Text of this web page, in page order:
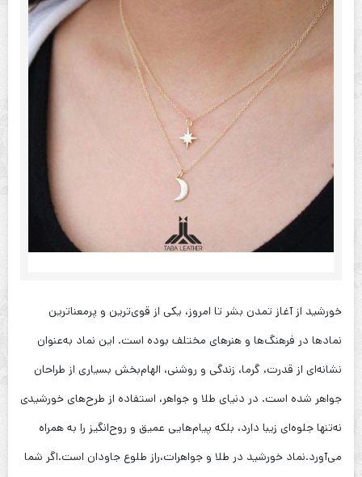
خورشید از آغاز تمدن بشر تا امروز، یکی از قوی‌ترین و پرمعناترین
نمادها در فرهنگ‌ها و هنرهای مختلف بوده است. این نماد به‌عنوان
نشانه‌ای از قدرت، گرما، زندگی و روشنی، الهام‌بخش بسیاری از طراحان
جواهر شده است. در دنیای طلا و جواهر، استفاده از طرح‌های خورشیدی
نه‌تنها جلوه‌ای زیبا دارد، بلکه پیام‌هایی عمیق و روح‌انگیز را به همراه
می‌آورد.نماد خورشید در طلا و جواهرات،راز طلوع جاودان است.اگر شما